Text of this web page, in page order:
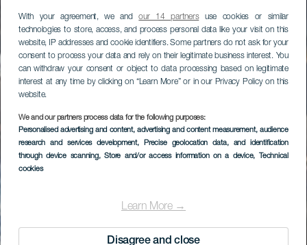
With your agreement, we andour 14 partnersuse cookies or similar
technologies to store, access, and process personal data like your visit on this
website, IP addresses and cookie identifiers. Some partners do not ask for your
consent to process your data and rely on their legitimate business interest. You
can withdraw your consent or object to data processing based on legitimate
interest at any time by clicking on “Learn More” or in our Privacy Policy on this
website.
We and our partners process data for the following purposes:
Personalised advertising and content, advertising and content measurement, audience
research and services development, Precise geolocation data, and identification
through device scanning, Store and/or access information on a device, Technical
cookies
Learn More →
Disagree and close